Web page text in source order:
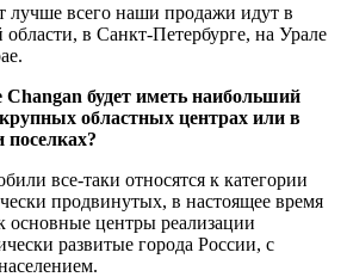
лучше всего наши продажи идут в
в Санкт-Петербурге, на Урале
Changan будет иметь наибольший
областных центрах или в
поселках?
все-таки относятся к категории
продвинутых, в настоящее время
основные центры реализации
развитые города России, с